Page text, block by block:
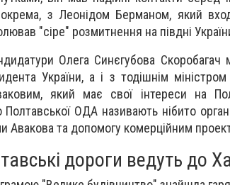
з Леонідом Берманом, який
"сіре" розмитнення на півдні
Олега Синєгубова Скоробагач
України, а і з тодішнім
який має свої інтереси на
ОДА називають нібито
Авакова та допомогу комерційним
дороги ведуть до